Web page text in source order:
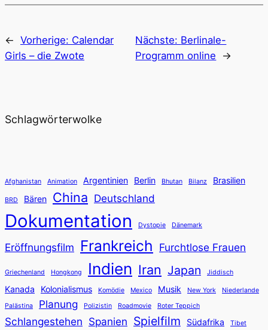
← Vorherige: Calendar
Girls – die Zwote
Nächste: Berlinale-
Programm online
→
Schlagwörterwolke
Afghanistan Animation Argentinien Berlin Bhutan Bilanz Brasilien
BRD Bären China Deutschland
Dokumentation Dystopie Dänemark
Eröffnungsfilm Frankreich Furchtlose Frauen
Griechenland Hongkong Indien Iran Japan Jiddisch
Kanada Kolonialismus Komödie Mexico Musik New York
Niederlande
Palästina
Planung Polizistin Roadmovie Roter Teppich
Schlangestehen Spanien Spielfilm Südafrika Tibet